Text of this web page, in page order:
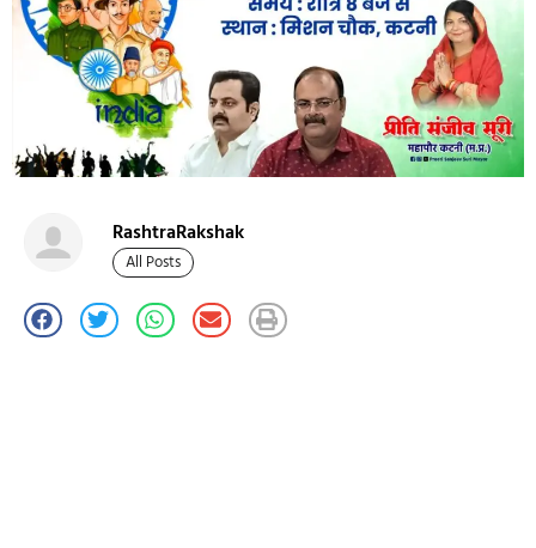
RashtraRakshak
All Posts